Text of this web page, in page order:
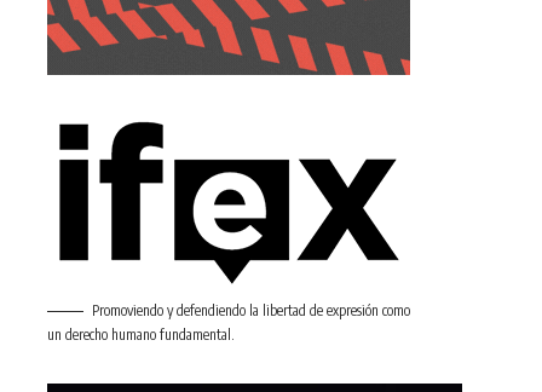
Promoviendo y defendiendo la libertad de expresión como
un derecho humano fundamental.